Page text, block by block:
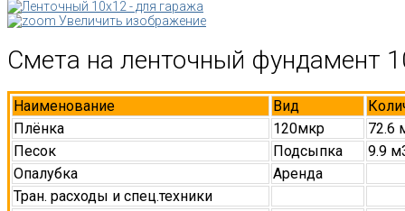
Увеличить изображение
Смета на ленточный фундамент
Наименование Вид
Плёнка
120мкр
72.6
Песок
Подсыпка
9.9
Опалубка
Аренда
Тран. расходы и спец.техники